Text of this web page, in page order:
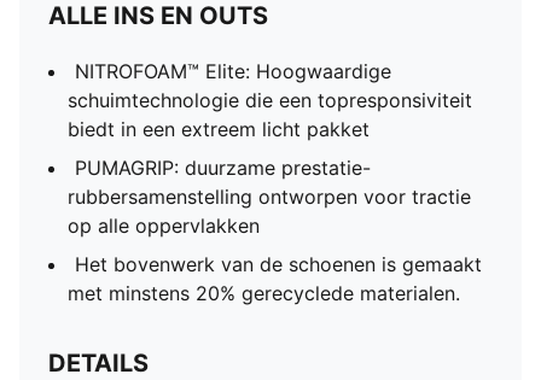
ALLE INS EN OUTS
NITROFOAM™ Elite: Hoogwaardige
schuimtechnologie die een topresponsiviteit
biedt in een extreem licht pakket
PUMAGRIP: duurzame prestatie-
rubbersamenstelling ontworpen voor tractie
op alle oppervlakken
Het bovenwerk van de schoenen is gemaakt
met minstens 20% gerecyclede materialen.
DETAILS